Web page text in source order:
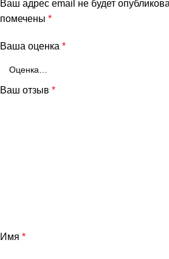
Ваш адрес email не будет
помечены *
Ваша оценка *
Ваш отзыв *
Имя *